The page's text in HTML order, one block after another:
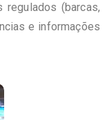
(barcas,
e informações